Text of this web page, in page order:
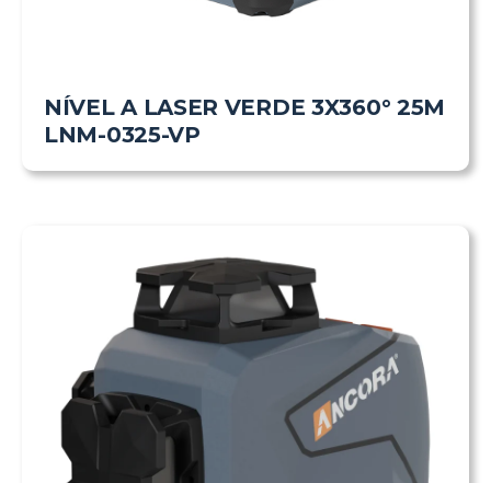
NÍVEL A LASER VERDE 3X360° 25M
LNM-0325-VP